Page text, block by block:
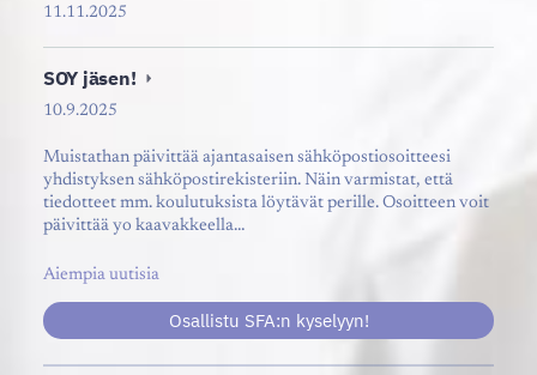
11.11.2025
SOY jäsen!
10.9.2025
Muistathan päivittää ajantasaisen sähköpostiosoitteesi
yhdistyksen sähköpostirekisteriin. Näin varmistat, että
tiedotteet mm. koulutuksista löytävät perille. Osoitteen voit
päivittää yo kaavakkeella…
Aiempia uutisia
Osallistu SFA:n kyselyyn!